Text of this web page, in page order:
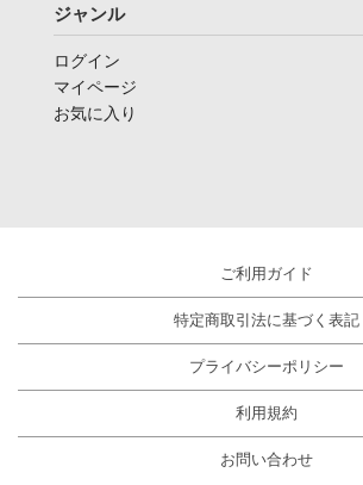
ジャンル
ログイン
マイページ
お気に入り
ご利用ガイド
特定商取引法に基づく表記
プライバシーポリシー
利用規約
お問い合わせ